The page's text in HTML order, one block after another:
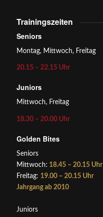
Trainingszeiten
Seniors
Montag, Mittwoch, Freitag
20.15 – 22.15 Uhr
Juniors
Mittwoch, Freitag
18.30 – 20.00 Uhr
Golden Bites
Seniors
Mittwoch: 18.45 – 20.15 Uhr
Freitag: 19.00 – 20.15 Uhr
Jahrgang ab 2010
Juniors